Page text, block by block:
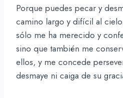
Porque puedes pecar y
camino largo y difícil al
sólo me ha merecido y
sino que también me
ellos, y me concede
desmaye ni caiga de su